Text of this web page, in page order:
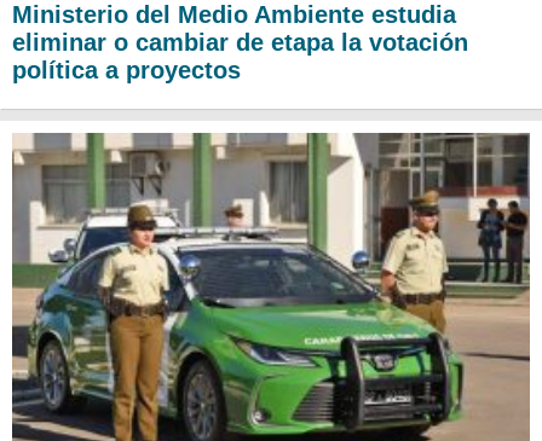
Ministerio del Medio Ambiente estudia
eliminar o cambiar de etapa la votación
política a proyectos